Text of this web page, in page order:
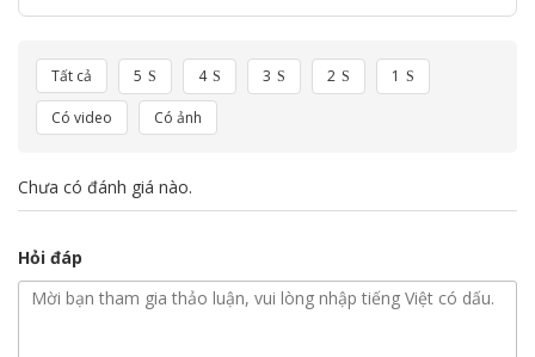
Tất cả 5 4 3 2 1
Có video Có ảnh
Chưa có đánh giá nào.
Hỏi đáp